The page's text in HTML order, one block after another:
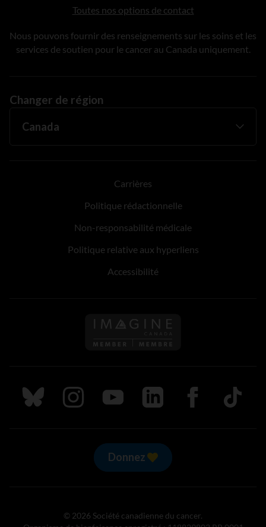
Toutes nos options de contact
Nous pouvons fournir des renseignements sur les soins et les
services de soutien pour le cancer au Canada uniquement.
Changer de région
Carrières
Politique rédactionnelle
Non-responsabilité médicale
Politique relative aux hyperliens
Accessibilité
Suivez nous sur Bluesky
Suivez nous sur Instagram
Suivez nous sur Youtube
Suivez nous sur LinkedIn
Suivez nous sur
TikTok
Donnez
© 2026 Société canadienne du cancer.